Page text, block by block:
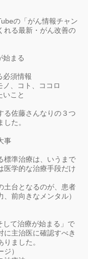
の「がん情報チャン
れる最新・がん改善の
始まる
必須情報
、コト、ココロ
いこと
る佐藤さんなりの３つ
た。
事
標準治療は、いうまで
医学的な治療手段だけ
土台となるのが、患者
前向きなメンタル）
て治療が始まる」で
に主治医に確認すべき
ました。
）